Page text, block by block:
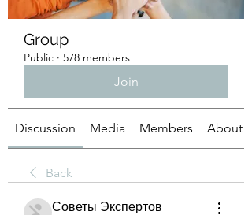
Group
Public · 578 members
Join
Discussion Media Members About
Back
Советы Экспертов